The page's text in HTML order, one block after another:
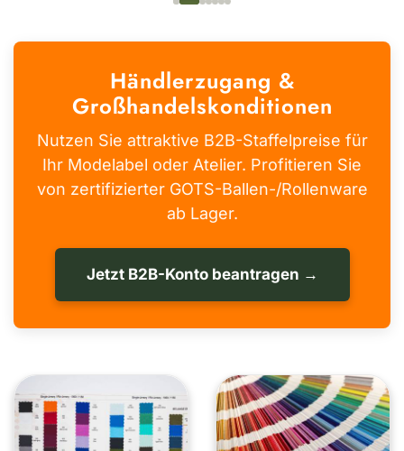
Händlerzugang &
Großhandelskonditionen
Nutzen Sie attraktive B2B-Staffelpreise für
Ihr Modelabel oder Atelier. Profitieren Sie
von zertifizierter GOTS-Ballen-/Rollenware
ab Lager.
Jetzt B2B-Konto beantragen →